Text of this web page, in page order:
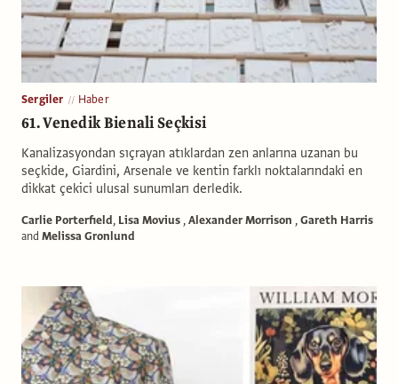
Sergiler Haber
61. Venedik Bienali Seçkisi
Kanalizasyondan sıçrayan atıklardan zen anlarına uzanan bu
seçkide, Giardini, Arsenale ve kentin farklı noktalarındaki en
dikkat çekici ulusal sunumları derledik.
Carlie Porterfield, Lisa Movius ,Alexander Morrison ,Gareth Harris
andMelissa Gronlund